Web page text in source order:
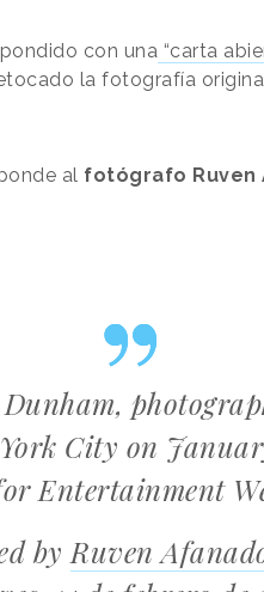
con una “carta
la fotografía
al fotógrafo Ruven
City on
Entertainment
by Ruven